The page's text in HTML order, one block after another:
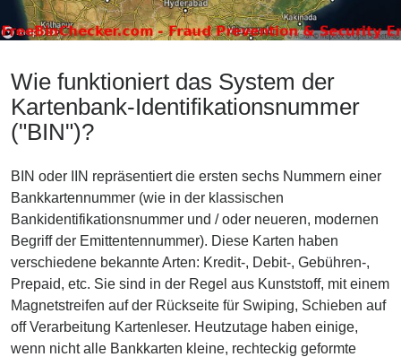
Wie funktioniert das System der
Kartenbank-Identifikationsnummer
("BIN")?
BIN oder IIN repräsentiert die ersten sechs Nummern einer
Bankkartennummer (wie in der klassischen
Bankidentifikationsnummer und / oder neueren, modernen
Begriff der Emittentennummer). Diese Karten haben
verschiedene bekannte Arten: Kredit-, Debit-, Gebühren-,
Prepaid, etc. Sie sind in der Regel aus Kunststoff, mit einem
Magnetstreifen auf der Rückseite für Swiping, Schieben auf
off Verarbeitung Kartenleser. Heutzutage haben einige,
wenn nicht alle Bankkarten kleine, rechteckig geformte